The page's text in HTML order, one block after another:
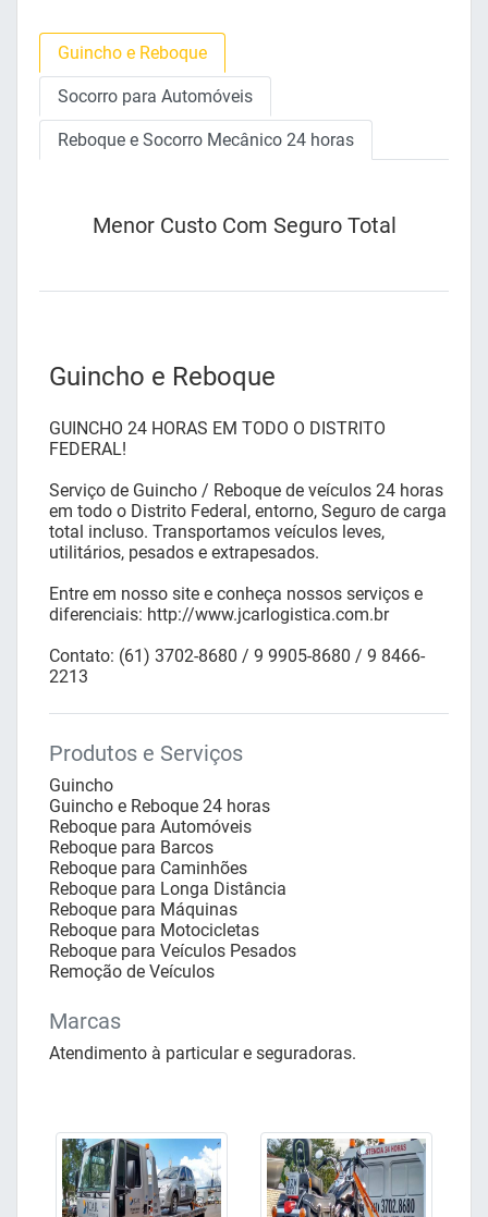
Guincho e Reboque
Socorro para Automóveis
Reboque e Socorro Mecânico 24 horas
Menor Custo Com Seguro Total
Guincho e Reboque
GUINCHO 24 HORAS EM TODO O DISTRITO
FEDERAL!
Serviço de Guincho / Reboque de veículos 24 horas
em todo o Distrito Federal, entorno, Seguro de carga
total incluso. Transportamos veículos leves,
utilitários, pesados e extrapesados.
Entre em nosso site e conheça nossos serviços e
diferenciais: http://www.jcarlogistica.com.br
Contato: (61) 3702-8680 / 9 9905-8680 / 9 8466-
2213
Produtos e Serviços
Guincho
Guincho e Reboque 24 horas
Reboque para Automóveis
Reboque para Barcos
Reboque para Caminhões
Reboque para Longa Distância
Reboque para Máquinas
Reboque para Motocicletas
Reboque para Veículos Pesados
Remoção de Veículos
Marcas
Atendimento à particular e seguradoras.